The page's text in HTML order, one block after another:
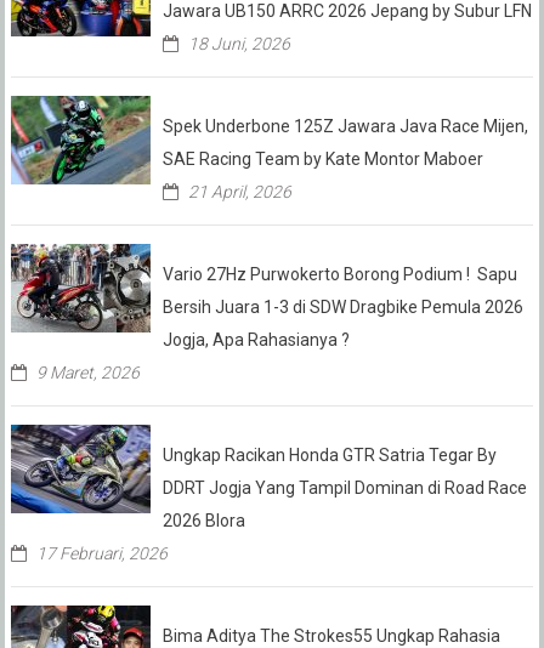
Jawara UB150 ARRC 2026 Jepang by Subur LFN
18 Juni, 2026
Spek Underbone 125Z Jawara Java Race Mijen,
SAE Racing Team by Kate Montor Maboer
21 April, 2026
Vario 27Hz Purwokerto Borong Podium ! Sapu
Bersih Juara 1-3 di SDW Dragbike Pemula 2026
Jogja, Apa Rahasianya ?
9 Maret, 2026
Ungkap Racikan Honda GTR Satria Tegar By
DDRT Jogja Yang Tampil Dominan di Road Race
2026 Blora
17 Februari, 2026
Bima Aditya The Strokes55 Ungkap Rahasia